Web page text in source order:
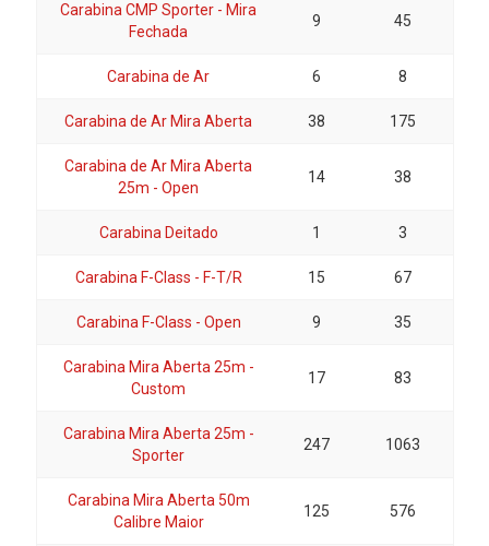
Carabina CMP Sporter - Mira
Fechada
9 45
Carabina de Ar 6 8
Carabina de Ar Mira Aberta 38 175
Carabina de Ar Mira Aberta
25m - Open
14 38
Carabina Deitado 1 3
Carabina F-Class - F-T/R 15 67
Carabina F-Class - Open 9 35
Carabina Mira Aberta 25m -
Custom
17 83
Carabina Mira Aberta 25m -
Sporter
247 1063
Carabina Mira Aberta 50m
Calibre Maior
125 576